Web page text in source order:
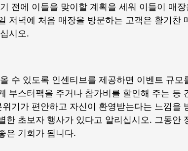
전에 이들을 맞이할 계획을 세워 이들이 매
저녁에 처음 매장을 방문하는 고객은 활기찬
시오.
수 있도록 인센티브를 제공하면 이벤트 규
부스터팩을 주거나 참가비를 할인해 주는 등
기가 편안하고 자신이 환영받는다는 느낌을
한 초보자 행사가 있다고 알리십시오. 그동안
은 기회가 됩니다.